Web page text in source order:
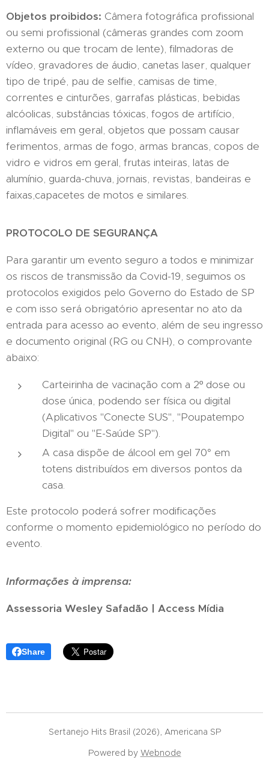
Objetos proibidos: Câmera fotográfica profissional
ou semi profissional (câmeras grandes com zoom
externo ou que trocam de lente), filmadoras de
vídeo, gravadores de áudio, canetas laser, qualquer
tipo de tripé, pau de selfie, camisas de time,
correntes e cinturões, garrafas plásticas, bebidas
alcóolicas, substâncias tóxicas, fogos de artifício,
inflamáveis em geral, objetos que possam causar
ferimentos, armas de fogo, armas brancas, copos de
vidro e vidros em geral, frutas inteiras, latas de
alumínio, guarda-chuva, jornais, revistas, bandeiras e
faixas,capacetes de motos e similares.
PROTOCOLO DE SEGURANÇA
Para garantir um evento seguro a todos e minimizar
os riscos de transmissão da Covid-19, seguimos os
protocolos exigidos pelo Governo do Estado de SP
e com isso será obrigatório apresentar no ato da
entrada para acesso ao evento, além de seu ingresso
e documento original (RG ou CNH), o comprovante
abaixo:
Carteirinha de vacinação com a 2º dose ou
dose única, podendo ser física ou digital
(Aplicativos "Conecte SUS", "Poupatempo
Digital" ou "E-Saúde SP").
A casa dispõe de álcool em gel 70° em
totens distribuídos em diversos pontos da
casa.
Este protocolo poderá sofrer modificações
conforme o momento epidemiológico no período do
evento.
Informações à imprensa:
Assessoria Wesley Safadão | Access Mídia
Share
Sertanejo Hits Brasil (2026), Americana SP
Powered by Webnode